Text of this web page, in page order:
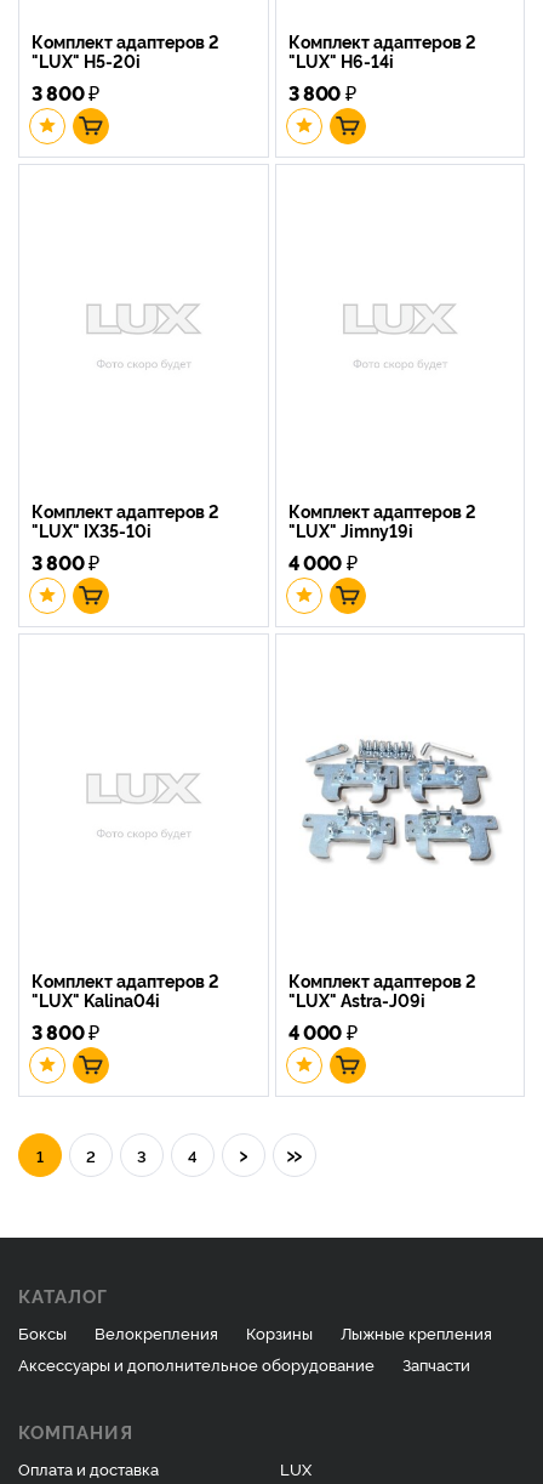
Комплект адаптеров 2
"LUX" H5-20i
3 800₽
Комплект адаптеров 2
"LUX" H6-14i
3 800₽
Комплект адаптеров 2
"LUX" IX35-10i
3 800₽
Комплект адаптеров 2
"LUX" Jimny19i
4 000₽
Комплект адаптеров 2
"LUX" Kalina04i
3 800₽
Комплект адаптеров 2
"LUX" Astra-J09i
4 000₽
1 2 3 4 › »
КАТАЛОГ
Боксы Велокрепления Корзины
Лыжные крепления
Аксессуары и дополнительное оборудование
Запчасти
КОМПАНИЯ
Оплата и доставка LUX